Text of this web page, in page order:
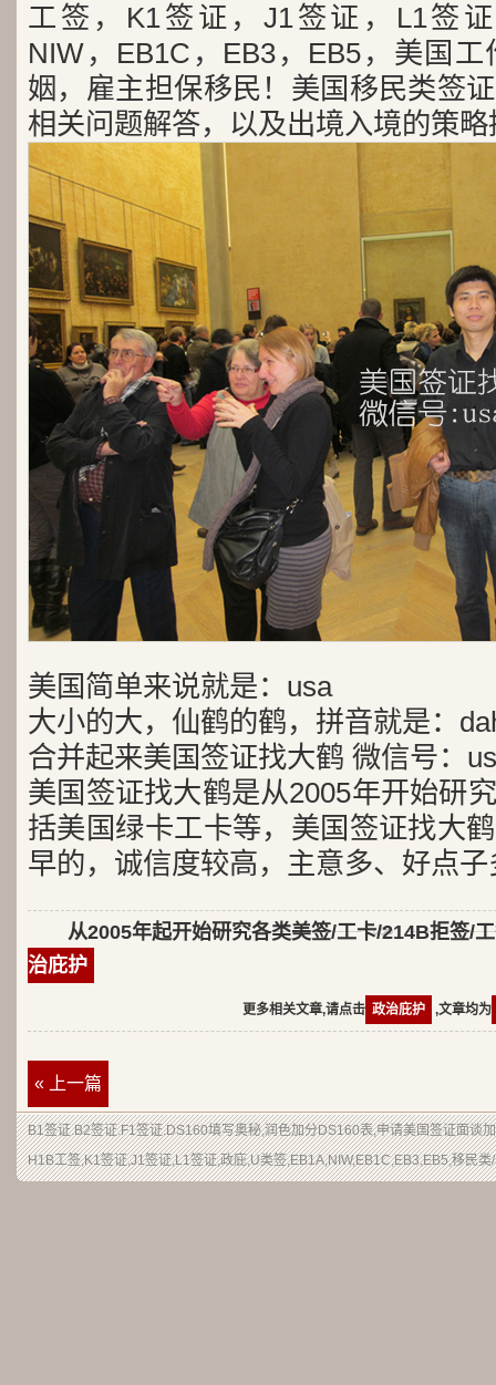
工签，K1签证，J1签证，L1签
NIW，EB1C，EB3，EB5，美国
姻，雇主担保移民！美国移民类签
相关问题解答，以及出境入境的策
美国简单来说就是：usa
大小的大，仙鹤的鹤，拼音就是：
合并起来美国签证找大鹤 微信号：
美国签证找大鹤是从2005年开始研
括美国绿卡工卡等，美国签证找大
早的，诚信度较高，主意多、好点子
从2005年起开始研究各类美签/工卡/214B拒签/
治庇护
更多相关文章,请点击 政治庇护 ,文章均为
« 上一篇
B1签证.B2签证.F1签证.DS160填写奥秘,润色加分DS160表,申请美国签证面谈
H1B工签,K1签证,J1签证,L1签证,政庇,U类签,EB1A,NIW,EB1C,EB3,EB5,移民